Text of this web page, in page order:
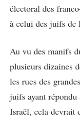
électoral des
à celui des juifs
Au vu des manifs
plusieurs dizaines
les rues des
juifs ayant
Israël, cela devrait